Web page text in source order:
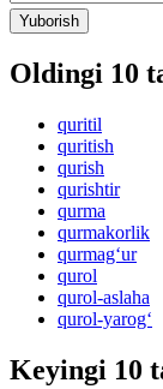
Yuborish
Oldingi 10
quritil
quritish
qurish
qurishtir
qurma
qurmakorlik
qurmag‘ur
qurol
qurol-aslaha
qurol-yarog‘
Keyingi 10